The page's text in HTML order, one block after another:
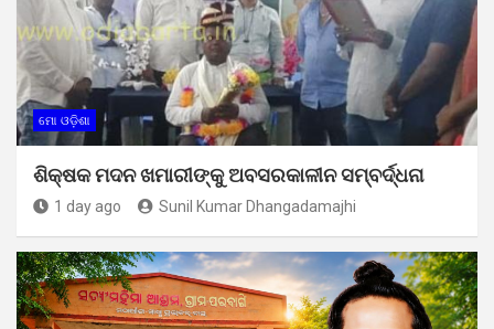
ମୋ ଓଡ଼ିଶା
ଶିକ୍ଷକ ମଦନ ଖମାରୀଙ୍କୁ ଅବସରକାଳୀନ ସମ୍ବର୍ଦ୍ଧନା
1 day ago Sunil Kumar Dhangadamajhi